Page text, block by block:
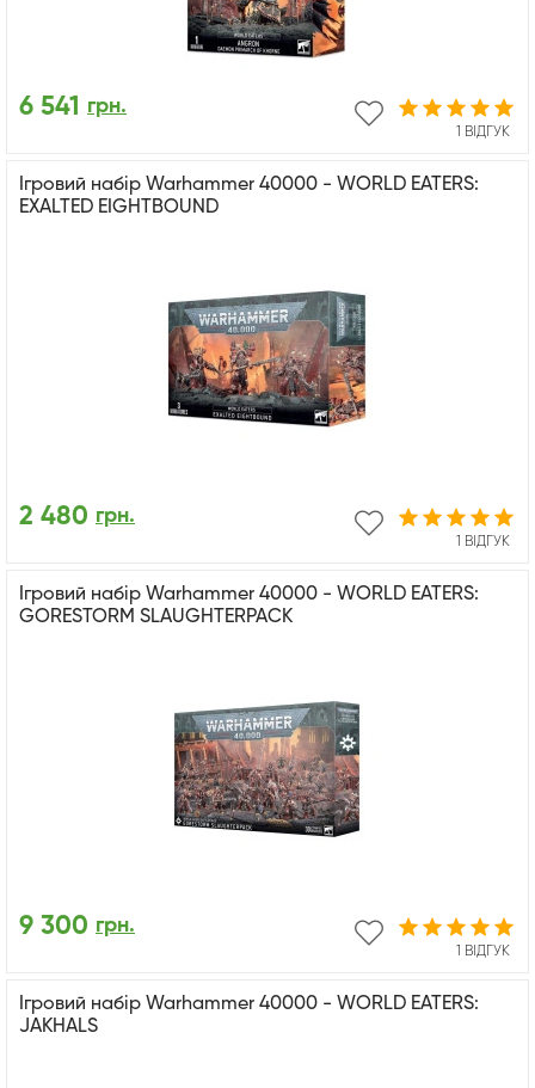
1 ВІДГУК
6 541 грн.
Ігровий набір Warhammer 40000 - WORLD EATERS:
EXALTED EIGHTBOUND
1 ВІДГУК
2 480 грн.
Ігровий набір Warhammer 40000 - WORLD EATERS:
GORESTORM SLAUGHTERPACK
1 ВІДГУК
9 300 грн.
Ігровий набір Warhammer 40000 - WORLD EATERS:
JAKHALS